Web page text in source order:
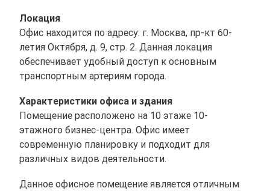
Локация
Офис находится по адресу: г. Москва, пр-кт 60-
летия Октября, д. 9, стр. 2. Данная локация
обеспечивает удобный доступ к основным
транспортным артериям города.
Характеристики офиса и здания
Помещение расположено на 10 этаже 10-
этажного бизнес-центра. Офис имеет
современную планировку и подходит для
различных видов деятельности.
Данное офисное помещение является отличным